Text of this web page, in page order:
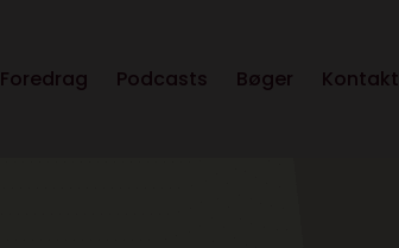
Foredrag Podcasts Bøger Kontakt